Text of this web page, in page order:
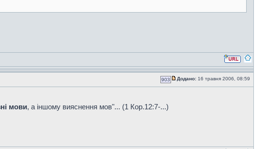
903 Додано: 16 травня 2006, 08:59
мови, а іншому вияснення мов"... (1 Кор.12:7-...)